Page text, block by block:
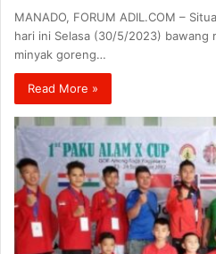
MANADO, FORUM ADIL.COM –
hari ini Selasa (30/5/2023) bawang
minyak goreng…
Read More »